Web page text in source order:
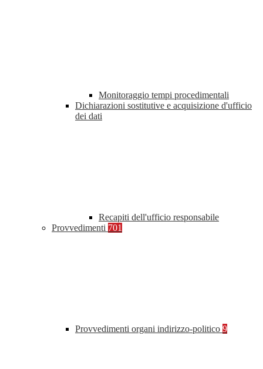
Monitoraggio tempi procedimentali
Dichiarazioni sostitutive e acquisizione d'ufficio
dei dati
Recapiti dell'ufficio responsabile
Provvedimenti 701
Provvedimenti organi indirizzo-politico 9